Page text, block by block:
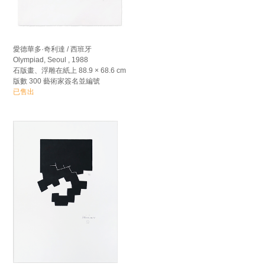
愛德華多·奇利達 / 西班牙
Olympiad, Seoul , 1988
石版畫、浮雕在紙上 88.9 × 68.6 cm
版數 300 藝術家簽名並編號
已售出